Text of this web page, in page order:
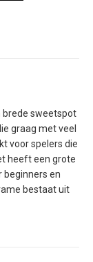
brede sweetspot
graag met veel
voor spelers die
heeft een grote
beginners en
bestaat uit